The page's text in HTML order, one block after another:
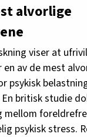
alvorlige
viser at
en av de mest
psykisk
britisk studie
mellom
psykisk stress.